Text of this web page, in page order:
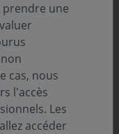
Gestion de
« 50 fonds
Covéa
mis à
prendre une
cas, nous
l'accès
Les
accéder